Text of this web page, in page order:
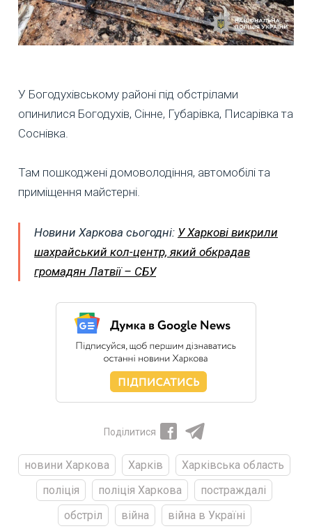
У Богодухівському районі під обстрілами
опинилися Богодухів, Сінне, Губарівка, Писарівка та
Соснівка.
Там пошкоджені домоволодіння, автомобілі та
приміщення майстерні.
Новини Харкова сьогодні: У Харкові викрили
шахрайський кол-центр, який обкрадав
громадян Латвії – СБУ
Поділитися
новини Харкова Харків
Харківська область
поліція
поліція Харкова
постраждалі
обстріл
війна війна в Україні